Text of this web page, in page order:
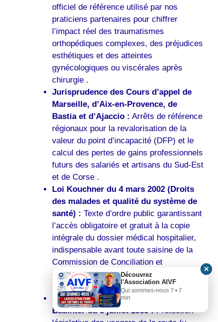
officiel de référence utilisé par nos
praticiens partenaires pour chiffrer
l’impact réel des traumatismes
orthopédiques complexes, des préjudices
esthétiques et des atteintes
gynécologiques ou viscérales après
chirurgie .
Jurisprudence des Cours d’appel de
Marseille, d’Aix-en-Provence, de
Bastia et d’Ajaccio : Arrêts de référence
régionaux pour la revalorisation de la
valeur du point d’incapacité (DFP) et le
calcul des pertes de gains professionnels
futurs des salariés et artisans du Sud-Est
et de Corse .
Loi Kouchner du 4 mars 2002 (Droits
des malades et qualité du système de
santé) : Texte d’ordre public garantissant
l’accès obligatoire et gratuit à la copie
intégrale du dossier médical hospitalier,
indispensable avant toute saisine de la
Commission de Conciliation et
d’Indemnisation (CCI) de PACA siégeant
à Marseille .
Protocole d’indemnisation de la Loi
Badinter du 5 juillet 1985 :Protection
Découvrez
l'Association AIVF
Qui sommes-nous ? • 7
min
✕